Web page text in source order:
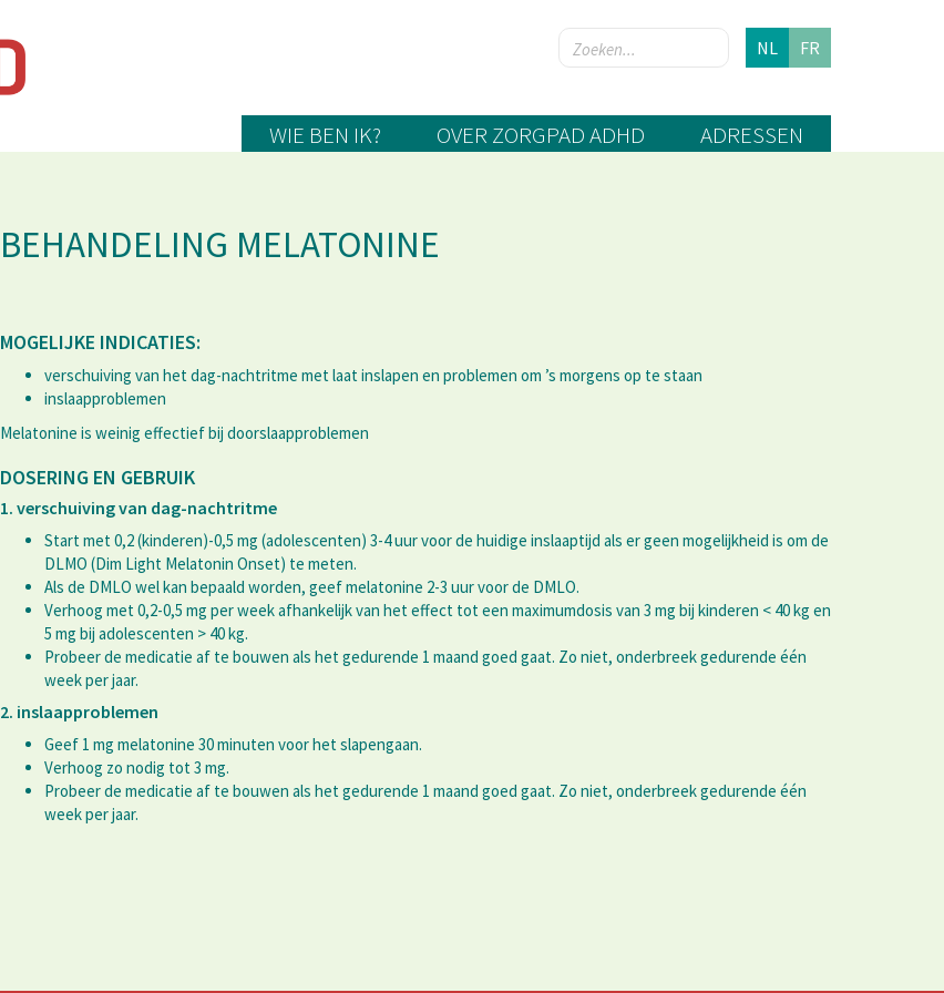
NL FR
WIE BEN IK? OVER ZORGPAD ADHD ADRESSEN
BEHANDELING MELATONINE
MOGELIJKE INDICATIES:
verschuiving van het dag-nachtritme met laat inslapen en problemen om ’s morgens op te staan
inslaapproblemen
Melatonine is weinig effectief bij doorslaapproblemen
DOSERING EN GEBRUIK
1. verschuiving van dag-nachtritme
Start met 0,2 (kinderen)-0,5 mg (adolescenten) 3-4 uur voor de huidige inslaaptijd als er geen mogelijkheid is om de
DLMO (Dim Light Melatonin Onset) te meten.
Als de DMLO wel kan bepaald worden, geef melatonine 2-3 uur voor de DMLO.
Verhoog met 0,2-0,5 mg per week afhankelijk van het effect tot een maximumdosis van 3 mg bij kinderen < 40 kg en
5 mg bij adolescenten > 40 kg.
Probeer de medicatie af te bouwen als het gedurende 1 maand goed gaat. Zo niet, onderbreek gedurende één
week per jaar.
2. inslaapproblemen
Geef 1 mg melatonine 30 minuten voor het slapengaan.
Verhoog zo nodig tot 3 mg.
Probeer de medicatie af te bouwen als het gedurende 1 maand goed gaat. Zo niet, onderbreek gedurende één
week per jaar.